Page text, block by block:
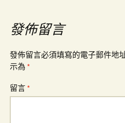
覽發佈留言
發佈留言必須填寫的電子郵件地
示為 *
留言 *